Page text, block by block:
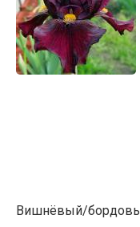
Вишнёвый/